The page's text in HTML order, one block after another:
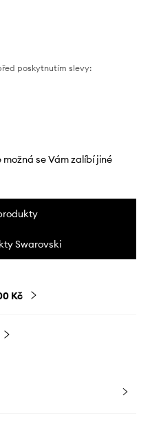
poskytnutím slevy:
se Vám zalíbí jiné
Swarovski
Kč